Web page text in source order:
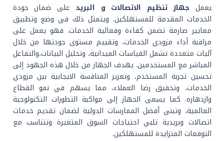
يعمل جهاز تنظيم الاتصالات و البريد على ضمان جودة
الخدمات المقدمة للمستهلكين. ويتمثل ذلك في وضع وتطبيق
معايير صارمة تضمن كفاءة وفعالية الخدمات. فهو يعمل على
مراقبة أداء مزودي الخدمات، وتقييم مستوى جودتها من خلال
آليات متعددة تشمل القياسات الميدانية، وتحليل البيانات،والتفاعل
المباشر مع المستخدمين. يهدف الجهاز من خلال هذه الجهود إلى
تحسين تجربة المستخدم، وتعزيز المنافسة الايجابية بين مزودي
الخدمات، وتحقيق رضا العملاء، مما يسهم في نمو القطاع
وازدهاره. كما يسعى الجهاز إلى مواكبة التطورات التكنولوجية
العالمية، وتبني أفضل الممارسات الدولية لضمان تقديم خدمات
اتصالات وبريدية تلبي احتياجات السوق المتغيرة وتتناسب مع
التوقعات المتزايدة للمستهلكين.